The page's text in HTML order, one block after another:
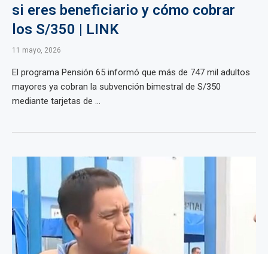
si eres beneficiario y cómo cobrar
los S/350 | LINK
11 mayo, 2026
El programa Pensión 65 informó que más de 747 mil adultos
mayores ya cobran la subvención bimestral de S/350
mediante tarjetas de ...